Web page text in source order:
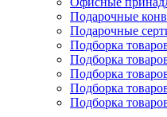
Подарочные
Подарочные
Подборка
Подборка
Подборка
Подборка
Подборка